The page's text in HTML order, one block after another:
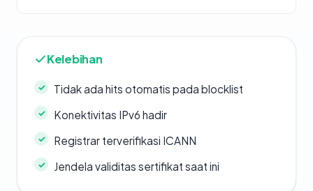
Kelebihan
Tidak ada hits otomatis pada blocklist
Konektivitas IPv6 hadir
Registrar terverifikasi ICANN
Jendela validitas sertifikat saat ini